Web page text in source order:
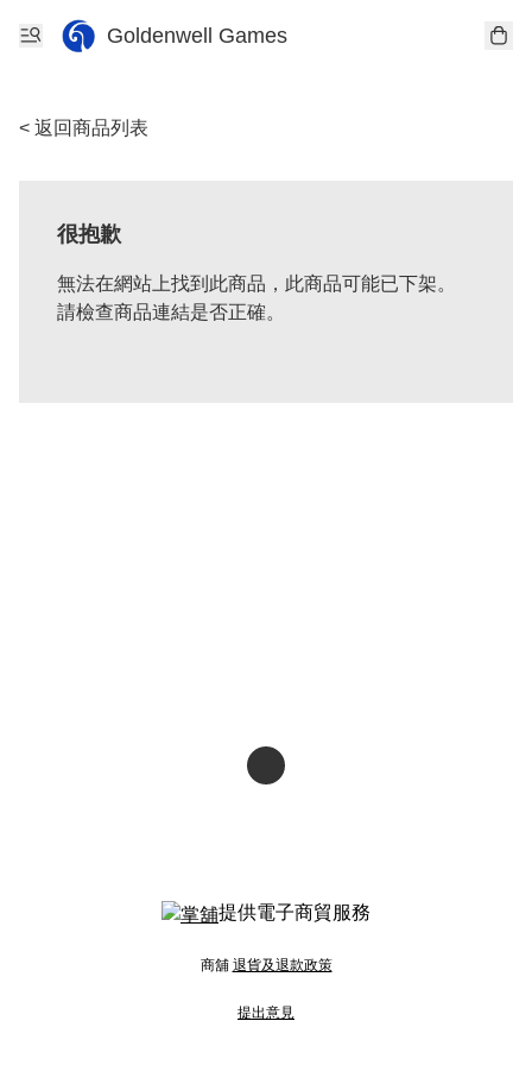
Goldenwell Games
< 返回商品列表
很抱歉
無法在網站上找到此商品，此商品可能已下架。
請檢查商品連結是否正確。
提供電子商貿服務
商舖 退貨及退款政策
提出意見